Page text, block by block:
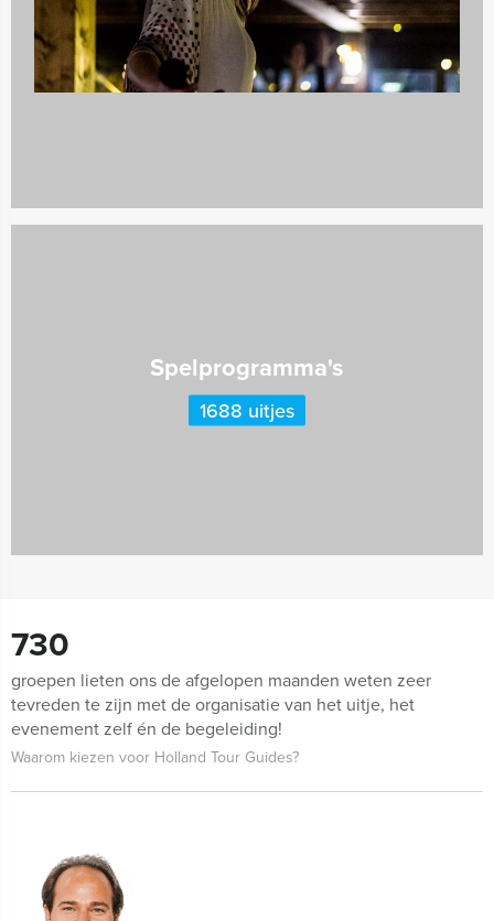
Quizzes
732 uitjes
Spelprogramma's
1688 uitjes
730
groepen lieten ons de afgelopen maanden weten zeer
tevreden te zijn met de organisatie van het uitje, het
evenement zelf én de begeleiding!
Waarom kiezen voor Holland Tour Guides?